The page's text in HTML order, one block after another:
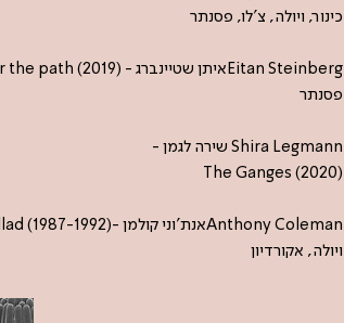
כינור, ויולה, צ'לו, פסנתר
Eitan Steinbergאיתן שטיינברג - Tenderly looking over the path (2019)
פסנתר
Shira Legmann שירה לגמן -
The Ganges (2020)
Anthony Colemanאנת'וני קולמן -Ballad (1987-1992)
ויולה, אקורדיון